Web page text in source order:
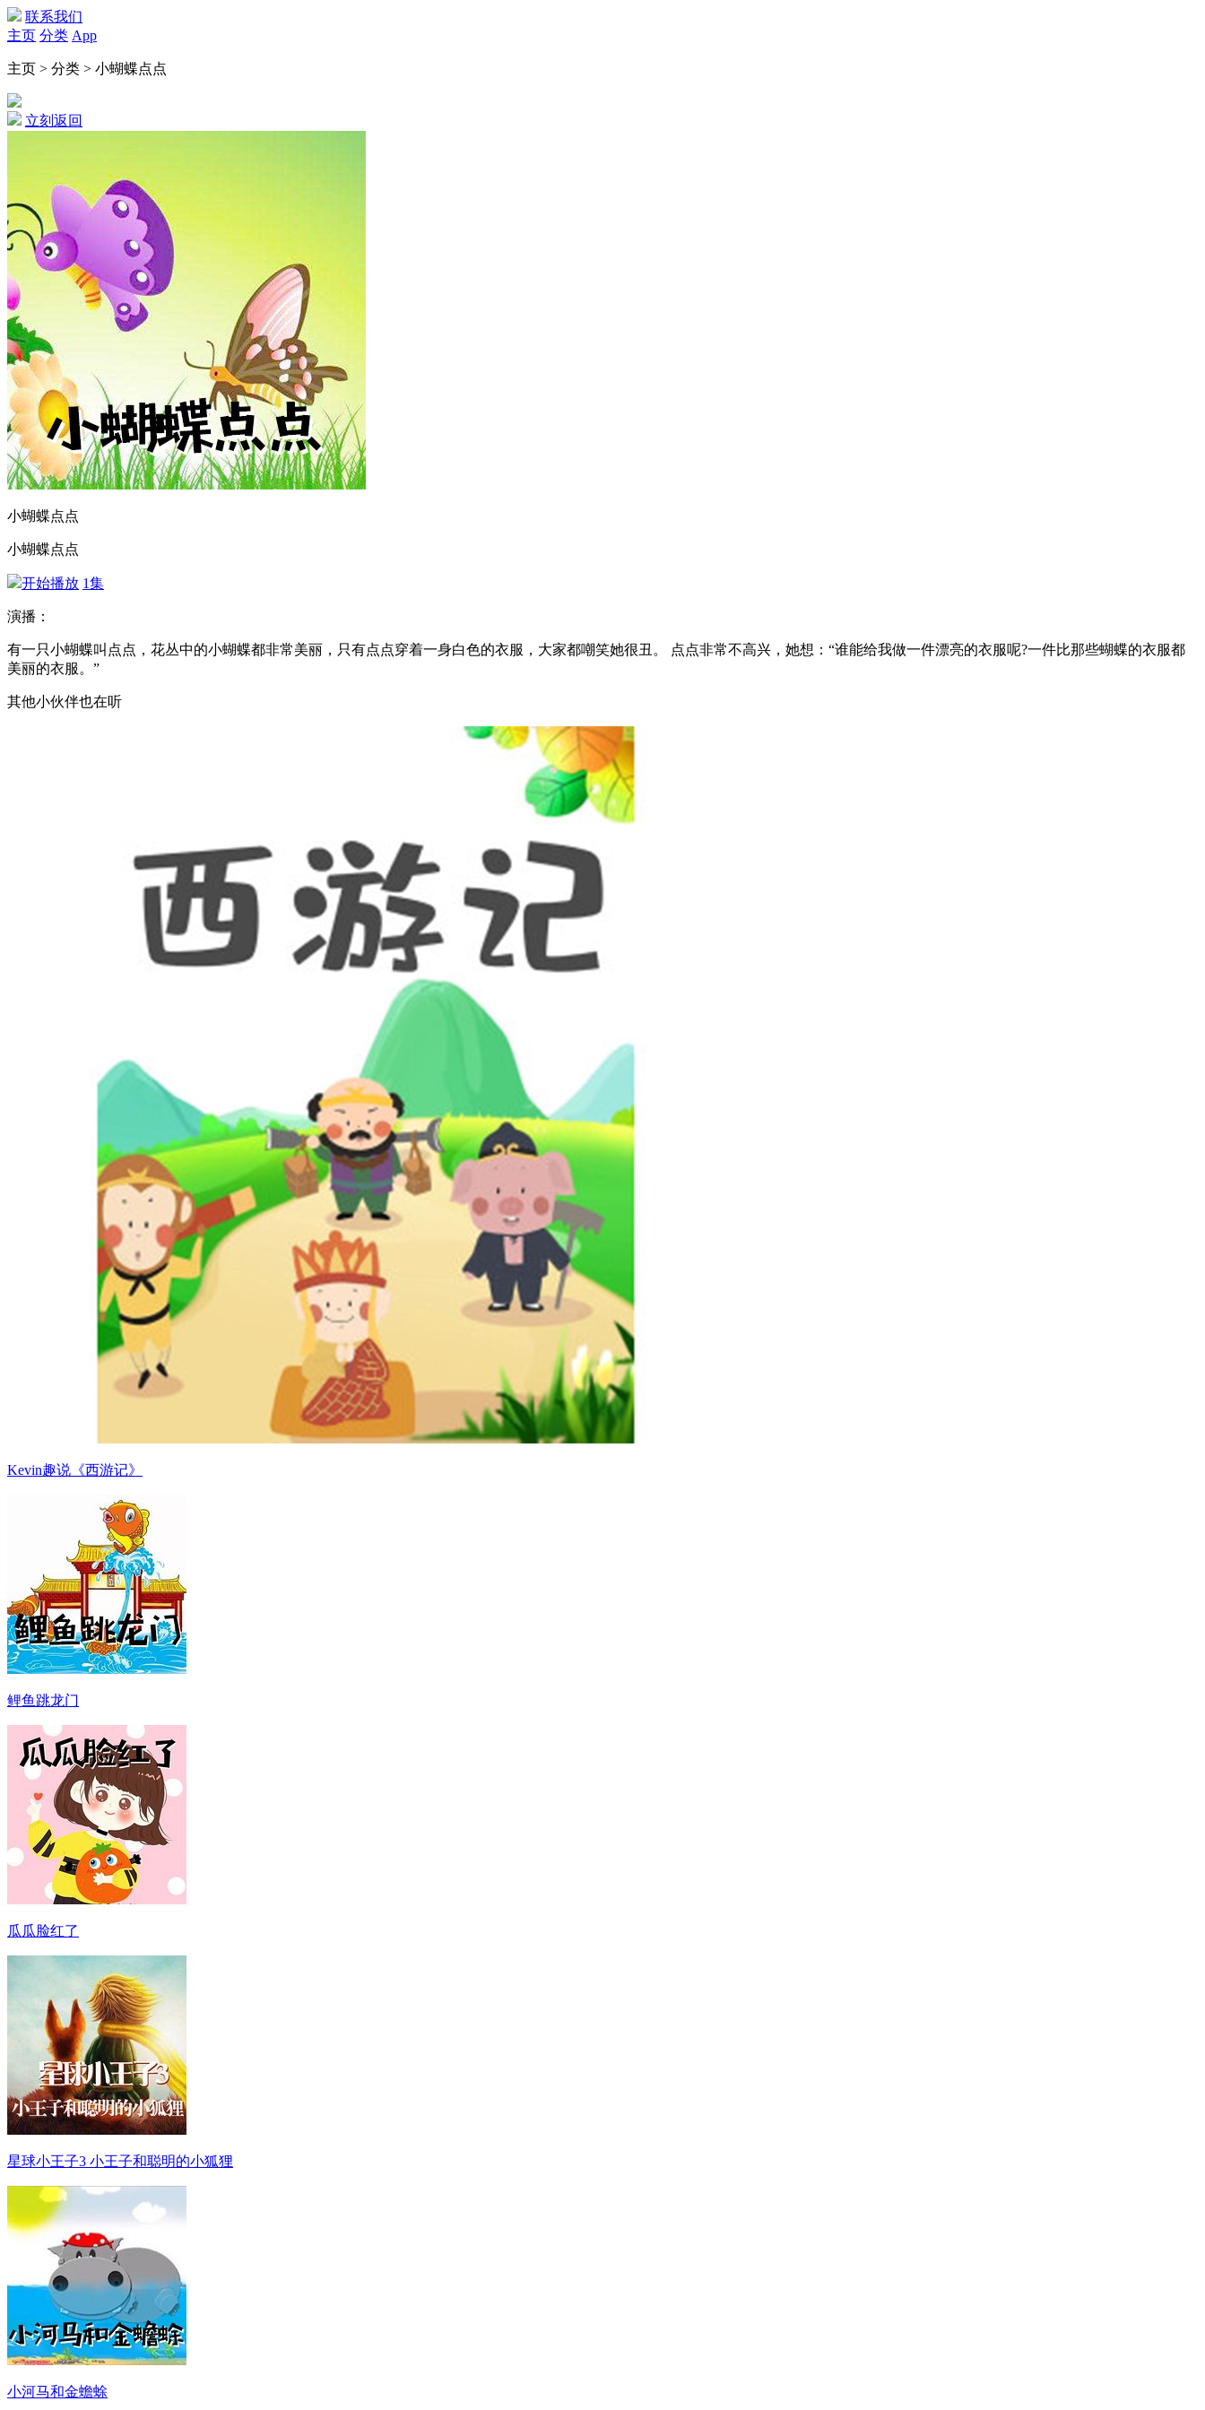
联系我们
主页 分类 App
主页 > 分类 > 小蝴蝶点点
立刻返回
小蝴蝶点点
小蝴蝶点点
开始播放 1集
演播：
有一只小蝴蝶叫点点，花丛中的小蝴蝶都非常美丽，只有点点穿着一身白色的衣服，大家都嘲笑她很丑。 点点非常不高兴，她想：“谁能给我做一件漂亮的衣服呢?一件比那些蝴蝶的衣服都
美丽的衣服。”
其他小伙伴也在听
Kevin趣说《西游记》
鲤鱼跳龙门
瓜瓜脸红了
星球小王子3 小王子和聪明的小狐狸
小河马和金蟾蜍